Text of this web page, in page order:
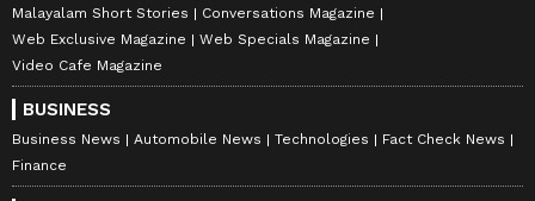
Malayalam Short Stories
Conversations Magazine
Web Exclusive Magazine
Web Specials Magazine
Video Cafe Magazine
BUSINESS
Business News Automobile News Technologies
Fact Check News
Finance